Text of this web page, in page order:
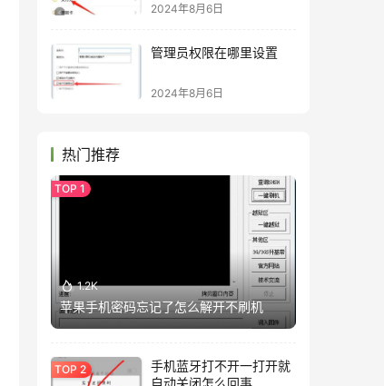
2024年8月6日
管理员权限在哪里设置
2024年8月6日
热门推荐
1.2K
苹果手机密码忘记了怎么解开不刷机
手机蓝牙打不开一打开就
自动关闭怎么回事